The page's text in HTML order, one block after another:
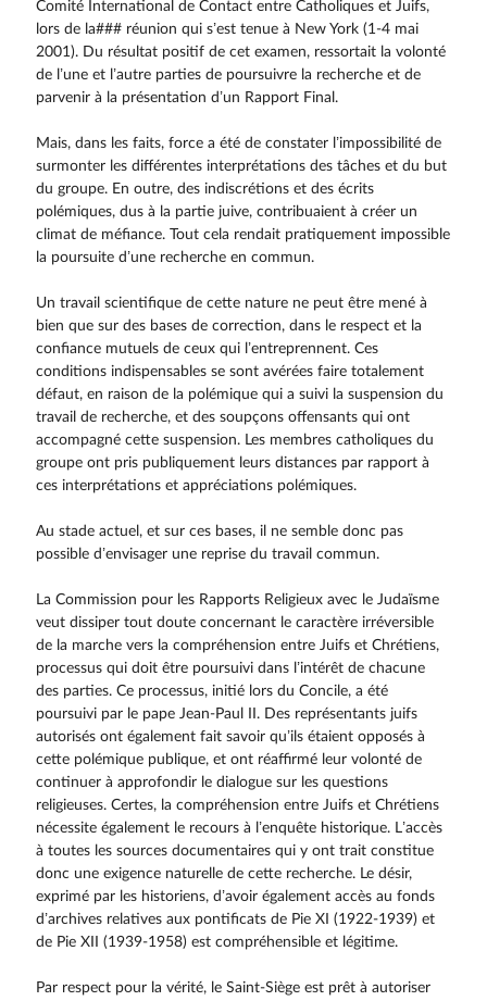
Comité International de Contact entre Catholiques et Juifs,
lors de la### réunion qui s’est tenue à New York (1-4 mai
2001). Du résultat positif de cet examen, ressortait la volonté
de l’une et l’autre parties de poursuivre la recherche et de
parvenir à la présentation d’un Rapport Final.
Mais, dans les faits, force a été de constater l’impossibilité de
surmonter les différentes interprétations des tâches et du but
du groupe. En outre, des indiscrétions et des écrits
polémiques, dus à la partie juive, contribuaient à créer un
climat de méfiance. Tout cela rendait pratiquement impossible
la poursuite d’une recherche en commun.
Un travail scientifique de cette nature ne peut être mené à
bien que sur des bases de correction, dans le respect et la
confiance mutuels de ceux qui l’entreprennent. Ces
conditions indispensables se sont avérées faire totalement
défaut, en raison de la polémique qui a suivi la suspension du
travail de recherche, et des soupçons offensants qui ont
accompagné cette suspension. Les membres catholiques du
groupe ont pris publiquement leurs distances par rapport à
ces interprétations et appréciations polémiques.
Au stade actuel, et sur ces bases, il ne semble donc pas
possible d’envisager une reprise du travail commun.
La Commission pour les Rapports Religieux avec le Judaïsme
veut dissiper tout doute concernant le caractère irréversible
de la marche vers la compréhension entre Juifs et Chrétiens,
processus qui doit être poursuivi dans l’intérêt de chacune
des parties. Ce processus, initié lors du Concile, a été
poursuivi par le pape Jean-Paul II. Des représentants juifs
autorisés ont également fait savoir qu’ils étaient opposés à
cette polémique publique, et ont réaffirmé leur volonté de
continuer à approfondir le dialogue sur les questions
religieuses. Certes, la compréhension entre Juifs et Chrétiens
nécessite également le recours à l’enquête historique. L’accès
à toutes les sources documentaires qui y ont trait constitue
donc une exigence naturelle de cette recherche. Le désir,
exprimé par les historiens, d’avoir également accès au fonds
d’archives relatives aux pontificats de Pie XI (1922-1939) et
de Pie XII (1939-1958) est compréhensible et légitime.
Par respect pour la vérité, le Saint-Siège est prêt à autoriser